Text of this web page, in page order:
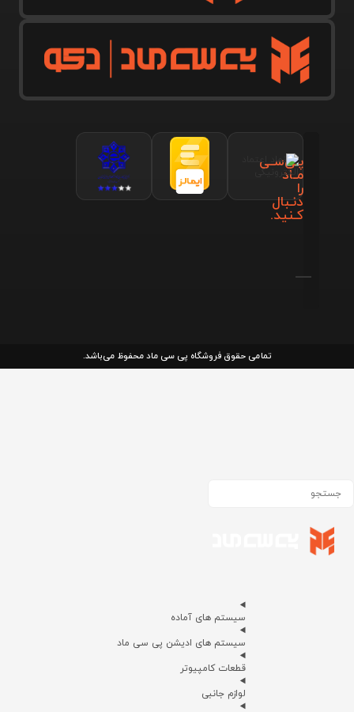
پـی‌سـی
مـاد
را
دنـبال
کـنید.
تمامی حقوق فروشگاه پی سی ماد محفوظ می‌باشد.
سیستم های آماده
سیستم های ادیشن پی سی ماد
قطعات کامپیوتر
لوازم جانبی